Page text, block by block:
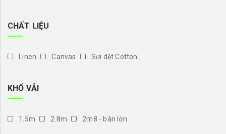
CHẤT LIỆU
Linen Canvas Sợi dệt Cotton
KHỔ VẢI
1.5m 2.8m 2m8 - bàn lớn